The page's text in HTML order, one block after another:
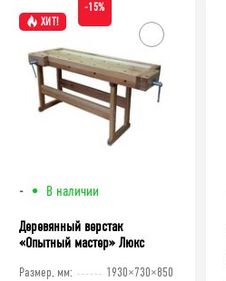
ХИТ!
-15%
- В наличии
Деревянный верстак
«Опытный мастер» Люкс
Размер, мм:
1930×730×850